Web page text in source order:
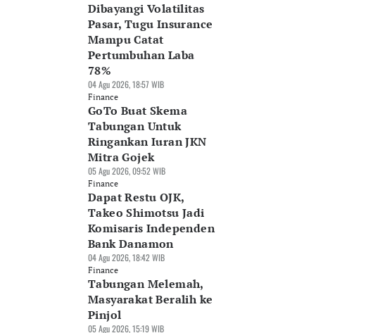
Dibayangi Volatilitas
Pasar, Tugu Insurance
Mampu Catat
Pertumbuhan Laba
78%
04 Agu 2026, 18:57 WIB
Finance
GoTo Buat Skema
Tabungan Untuk
Ringankan Iuran JKN
Mitra Gojek
05 Agu 2026, 09:52 WIB
Finance
Dapat Restu OJK,
Takeo Shimotsu Jadi
Komisaris Independen
Bank Danamon
04 Agu 2026, 18:42 WIB
Finance
Tabungan Melemah,
Masyarakat Beralih ke
Pinjol
05 Agu 2026, 15:19 WIB